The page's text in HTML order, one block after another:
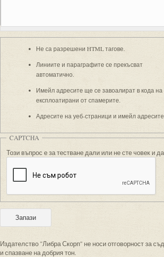
Не са разрешени HTML тагове.
Линиите и параграфите се прекъсват
автоматично.
Имейл адресите ще се завоалират в кода
експлоатирани от спамерите.
Адресите на уеб-страници и имейл
CAPTCHA
Този въпрос е за тестване дали или не сте човек и
Издателство "Либра Скорп" не носи отговорност за
и спазване на добрия тон.